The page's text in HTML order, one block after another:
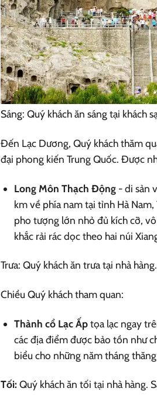
Sáng: Quý khách ăn sáng tại khách
Đến Lạc Dương, Quý khách thăm
đại phong kiến Trung Quốc. Được
Long Môn Thạch Động- di sản
km về phía nam tại tỉnh Hà
pho tượng lớn nhỏ đủ kích cỡ,
khắc rải rác dọc theo hai núi
Trưa: Quý khách ăn trưa tại nhà hàng.
Chiều Quý khách tham quan:
Thành cổ Lạc Ấptọa lạc ngay
các địa điểm được bảo tồn như
biểu cho những năm tháng
Tối: Quý khách ăn tối tại nhà hàng.